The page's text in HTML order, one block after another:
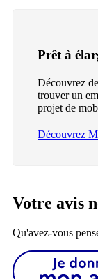
Prêt à
Découvrez
trouver un
projet de
Découvrez
Votre avis
Qu'avez-vous